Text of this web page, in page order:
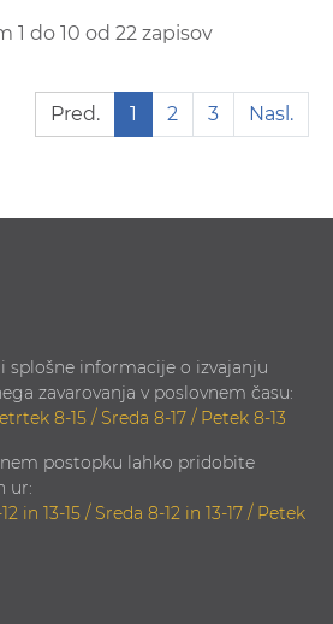
1 do 10 od 22 zapisov
Pred. 1 2 3 Nasl.
splošne informacije o izvajanju
zavarovanja v poslovnem času:
8-15 / Sreda 8-17 / Petek 8-13
postopku lahko pridobite
ur:
in 13-15 / Sreda 8-12 in 13-17 / Petek